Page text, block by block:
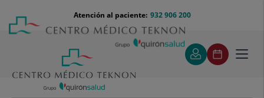
contenido
Menú
teléfono
cabecera
932 906 200
Atención al paciente: